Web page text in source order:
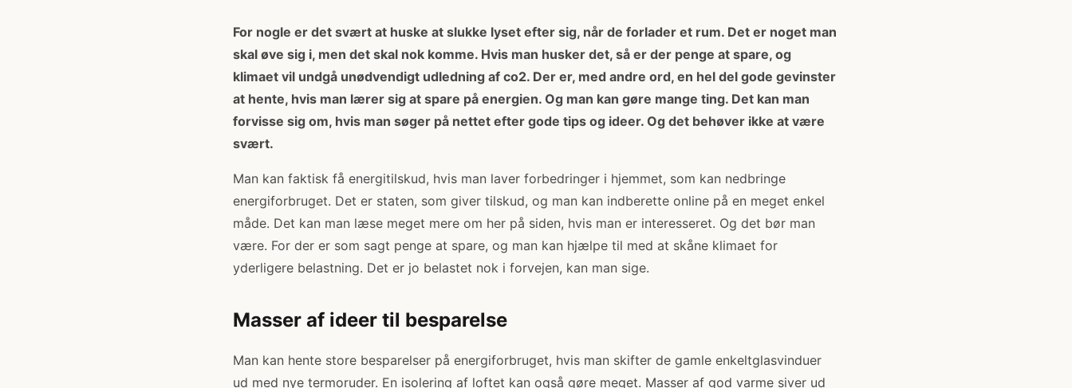
For nogle er det svært at huske at slukke lyset efter sig, når de forlader et rum. Det er noget man
skal øve sig i, men det skal nok komme. Hvis man husker det, så er der penge at spare, og
klimaet vil undgå unødvendigt udledning af co2. Der er, med andre ord, en hel del gode gevinster
at hente, hvis man lærer sig at spare på energien. Og man kan gøre mange ting. Det kan man
forvisse sig om, hvis man søger på nettet efter gode tips og ideer. Og det behøver ikke at være
svært.
Man kan faktisk få energitilskud, hvis man laver forbedringer i hjemmet, som kan nedbringe
energiforbruget. Det er staten, som giver tilskud, og man kan indberette online på en meget enkel
måde. Det kan man læse meget mere om her på siden, hvis man er interesseret. Og det bør man
være. For der er som sagt penge at spare, og man kan hjælpe til med at skåne klimaet for
yderligere belastning. Det er jo belastet nok i forvejen, kan man sige.
Masser af ideer til besparelse
Man kan hente store besparelser på energiforbruget, hvis man skifter de gamle enkeltglasvinduer
ud med nye termoruder. En isolering af loftet kan også gøre meget. Masser af god varme siver ud